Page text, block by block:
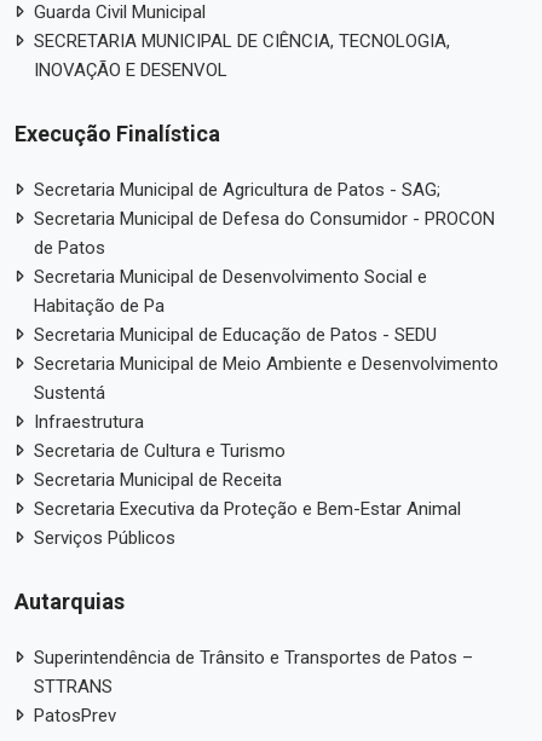
Guarda Civil Municipal
SECRETARIA MUNICIPAL DE CIÊNCIA, TECNOLOGIA,
INOVAÇÃO E DESENVOL
Execução Finalística
Secretaria Municipal de Agricultura de Patos - SAG;
Secretaria Municipal de Defesa do Consumidor - PROCON
de Patos
Secretaria Municipal de Desenvolvimento Social e
Habitação de Pa
Secretaria Municipal de Educação de Patos - SEDU
Secretaria Municipal de Meio Ambiente e Desenvolvimento
Sustentá
Infraestrutura
Secretaria de Cultura e Turismo
Secretaria Municipal de Receita
Secretaria Executiva da Proteção e Bem-Estar Animal
Serviços Públicos
Autarquias
Superintendência de Trânsito e Transportes de Patos –
STTRANS
PatosPrev